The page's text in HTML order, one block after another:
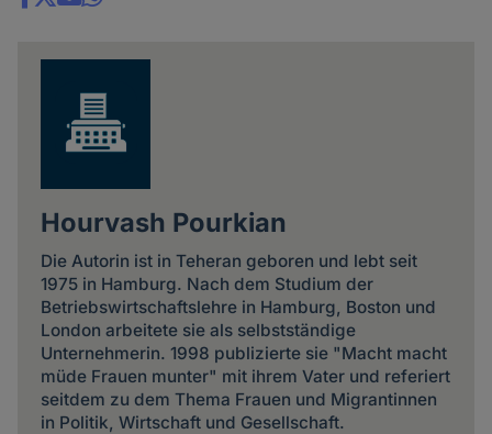
Share
Hourvash Pourkian
Die Autorin ist in Teheran geboren und lebt seit
1975 in Hamburg. Nach dem Studium der
Betriebswirtschaftslehre in Hamburg, Boston und
London arbeitete sie als selbstständige
Unternehmerin. 1998 publizierte sie "Macht macht
müde Frauen munter" mit ihrem Vater und referiert
seitdem zu dem Thema Frauen und Migrantinnen
in Politik, Wirtschaft und Gesellschaft.